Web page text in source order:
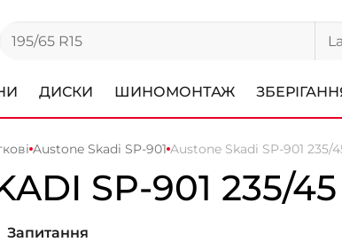
ДИСКИ ШИНОМОНТАЖ
Austone Skadi SP-901 Austone Skadi SP-901 235/
SP-901 235/
Запитання